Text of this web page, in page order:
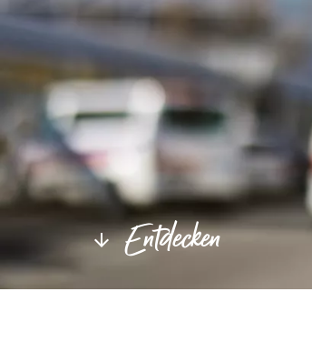
Entdecken